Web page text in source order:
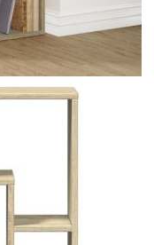
produsul în
detaliile
цел.
да изберете броя
цел.
да изберете броя